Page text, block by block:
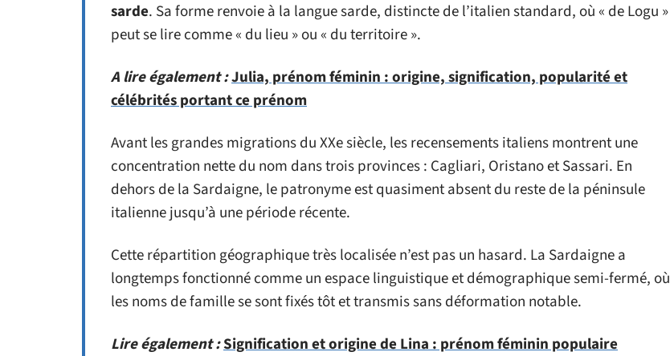
sarde. Sa forme renvoie à la langue sarde, distincte de l’italien standard, où « de Logu »
peut se lire comme « du lieu » ou « du territoire ».
A lire également :Julia, prénom féminin : origine, signification, popularité et
célébrités portant ce prénom
Avant les grandes migrations du XXe siècle, les recensements italiens montrent une
concentration nette du nom dans trois provinces : Cagliari, Oristano et Sassari. En
dehors de la Sardaigne, le patronyme est quasiment absent du reste de la péninsule
italienne jusqu’à une période récente.
Cette répartition géographique très localisée n’est pas un hasard. La Sardaigne a
longtemps fonctionné comme un espace linguistique et démographique semi-fermé, où
les noms de famille se sont fixés tôt et transmis sans déformation notable.
Lire également :Signification et origine de Lina : prénom féminin populaire